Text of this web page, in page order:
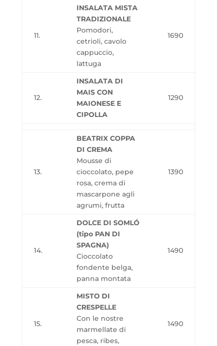
11.
INSALATA MISTA
TRADIZIONALE
Pomodori,
cetrioli, cavolo
cappuccio,
lattuga
1690
12.
INSALATA DI
MAIS CON
MAIONESE E
CIPOLLA
1290
13.
BEATRIX COPPA
DI CREMA
Mousse di
cioccolato, pepe
rosa, crema di
mascarpone agli
agrumi, frutta
1390
14.
DOLCE DI SOMLÓ
(tipo PAN DI
SPAGNA)
Cioccolato
fondente belga,
panna montata
1490
15.
MISTO DI
CRESPELLE
Con le nostre
marmellate di
pesca, ribes,
1490